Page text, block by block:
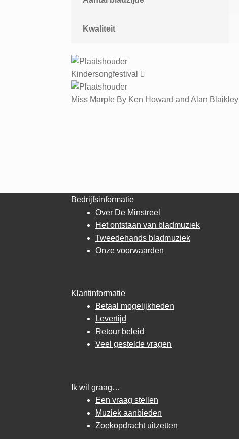
Kwaliteit
Kindersongfestival
Miss Marple By Ken Howard and Alan Blaikley
Bedrijfsinformatie
Over De Minstreel
Het ontstaan van bladmuziek
Tweedehands bladmuziek
Onze voorwaarden
Klantinformatie
Betaal mogelijkheden
Levertijd
Retour beleid
Veel gestelde vragen
Ik wil graag…
Een vraag stellen
Muziek aanbieden
Zoekopdracht uitzetten